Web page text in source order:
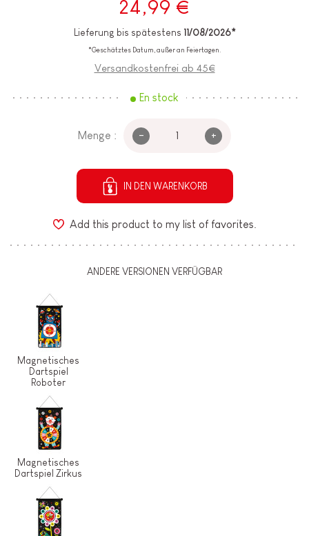
24,99 €
Lieferung bis spätestens 11/08/2026*
*Geschätztes Datum, außer an Feiertagen.
Versandkostenfrei ab 45€
En stock
Menge : - +
IN DEN WARENKORB
Add this product to my list of favorites.
ANDERE VERSIONEN VERFÜGBAR
Magnetisches
Dartspiel
Roboter
Magnetisches
Dartspiel Zirkus